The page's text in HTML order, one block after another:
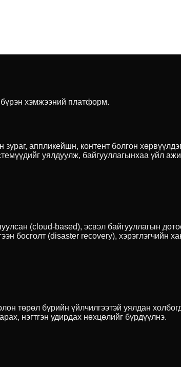
бүрэн хэмжээний платформ.
аппликейшн, контент болгон
уялдуулж, байгууллагынхаа үйл
(cloud-based), эсвэл байгууллагын
босголт (disaster recovery), хэрэглэгчийн
төрөл бүрийн үйлчилгээтэй уялдан
нэгтгэн удирдах нөхцөлийг бүрдүүлнэ.